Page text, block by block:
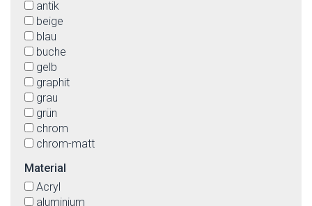
antik
beige
blau
buche
gelb
graphit
grau
grün
chrom
chrom-matt
messing-matt
multicolor
Material
Acryl
aluminium